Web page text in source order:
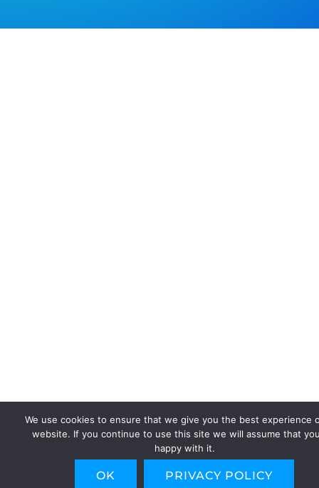
We use cookies to ensure that we give you the best experience
website. If you continue to use this site we will assume that
happy with it.
OK PRIVACY POLICY